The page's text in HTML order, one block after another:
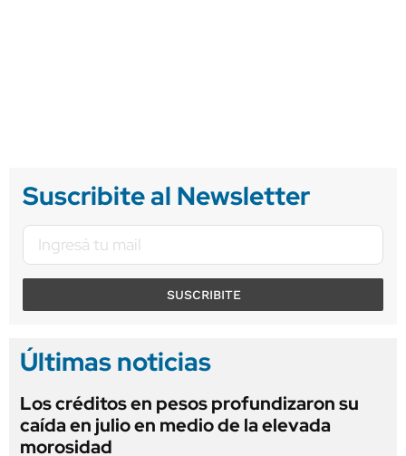
Suscribite al Newsletter
SUSCRIBITE
Últimas noticias
Los créditos en pesos profundizaron su
caída en julio en medio de la elevada
morosidad